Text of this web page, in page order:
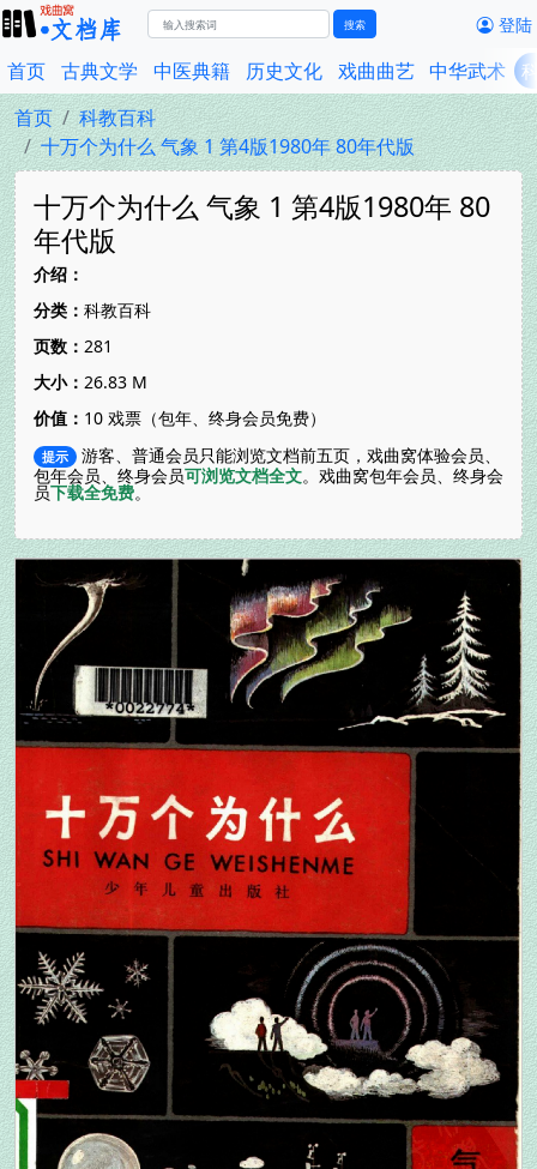
搜索 登陆
首页 古典文学 中医典籍 历史文化 戏曲曲艺 中华武术
首页
科教百科
十万个为什么 气象 1 第4版1980年 80年代版
十万个为什么 气象 1 第4版1980年 80
年代版
介绍：
分类： 科教百科
页数： 281
大小： 26.83 M
价值： 10 戏票（包年、终身会员免费）
提示 游客、普通会员只能浏览文档前五页，戏曲窝体验会员、
包年会员、终身会员可浏览文档全文。戏曲窝包年会员、终身会
员下载全免费。